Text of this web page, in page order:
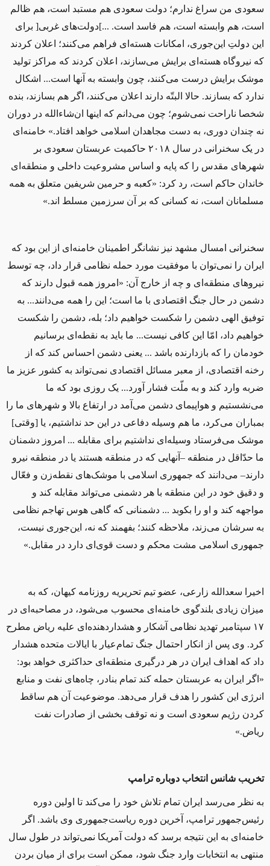
سعودی من سراغ ندارم؛ دولت سعودی هم مستبد است، هم ظالم
است، هم وابسته است، هم فاسد است. ...]دولت‌های غربی[ برای
این دولتِ این‌جوری، امکانات هسته‌ای فراهم می‌کنند؛ اعلان کردند
که نیروگاه هسته‌ای برایش می‌سازند، اعلان کردند که مراکز تولید
موشک برایش درست می‌کنند، چون وابسته‌ به آنها است... اشکال
ندارد که بسازند. حالا البتّه دارند اعلان می‌کنند، اگر هم بسازند، بنده
شخصا ناراحت نمی‌شوم؛ چون می‌دانم که اینها ان‌شاءالله در دوران
نه چندان دوری، به دست مجاهدان اسلامی خواهد افتاد.» خامنه‌ای
در یک سخنرانی در سال ۲۰۱۸ حاکمیت عربستان سعودی بر
شهرهای مقدس را که پایه و اساس مشروعیت داخلی و منطقه‌ای
خاندان حاکم است، رد کرد: «کعبه و حرمین شریفین متعلق به همه
مسلمانان است، نه کسانی که بر آن سرزمین مسلط‌ اند.»
سخنرانی امسال مشهد نیز نشانگر اطمینان خامنه‌ای از این بود که
ایران را نمی‌توان با موفقیت مورد حمله‌ نظامی قرار داد، چه توسط
نیروهای منطقه‌ای و چه از خارج آن: «امروز همه قبول دارند که
دشمن در حال جنگ اقتصادی با ما است؛ این را همه می‌دانند... به
توفیق الهی دشمن را شکست خواهیم داد؛ بله، دشمن را شکست
خواهیم داد، امّا این کافی نیست... ما باید به نقطه‌ای برسانیم
خودمان را که بازدارنده باشد ... یعنی دشمن احساس کند که از
رخنه‌ اقتصادی، از معبر مسائل اقتصادی نمی‌تواند به کشور عزیز ما
ضربه وارد کند و به ملّت فشار آورد... یک روزی بود که ما
می‌نشستیم و هواپیمای دشمن می‌آمد در ارتفاع بالا و شهرهای ما را
بمباران می‌کرد، ما هم وسیله‌ دفاعی در این حد نداشتیم، یا [وقتی]
موشک می‌فرستاد وسیله‌ای نداشتیم برای مقابله ... امروز دشمنان
ما حدّاقل در منطقه –آنهایی که در منطقه هستند یا در منطقه نیرو
دارند– می‌دانند که جمهوری اسلامی با موشک‌های نقطه‌زن و فعّال
و دقیق خود در این منطقه با هر دشمنی می‌تواند مقابله کند و
مواجهه کند و او را بکوبد ... دشمنانی که گاهی هوس تهاجم نظامی
به سرشان می‌زند، ملاحظه کنند؛ بفهمند که نه، این‌جوری نیست،
جمهوری اسلامی مشت محکم و دست قوی‌ای دارد در مقابل.»
اخیرا سعدالله زارعی، عضو تیم تحریریه روزنامه کیهان، که به
میزان زیادی بلندگوی خامنه‌ای محسوب می‌شود، در مصاحبه‌ای در
۱۷ سپتامبر تهدید نظامی آشکار و هشداردهنده‌ای علیه ریاض مطرح
کرد. وی پس از انكار احتمال جنگ تمام‌عیار با ایالات متحده هشدار
داد كه اهداف ایران در هر درگیری منطقه‌ای حداكثری خواهد بود:
«اگر ایران به عربستان حمله كند تمام بنادر، چاه‌های نفت و منابع
انرژی این کشور را هدف قرار می‌دهد. موضوعیت آن هم ساقط
کردن رژیم سعودی است و نه توقف بخشی از صادرات نفت
ریاض.»
تخریب شانس انتخاب دوباره ترامپ
به نظر می‌رسد ایران تمام تلاش خود را می‌کند تا اولین دوره‌
رئیس‌جمهور ترامپ، آخرین دوره ریاست‌جمهوری وی باشد. اگر
خامنه‌ای به این نتیجه برسد كه دولت آمریكا نمی‌تواند در طول سال
منتهی به انتخابات وارد جنگ شود، ممكن است برای از میان بردن